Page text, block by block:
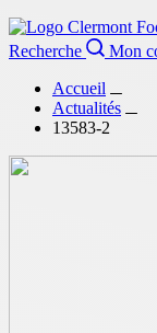
Recherche
Mon
Accueil
Actualités
13583-2